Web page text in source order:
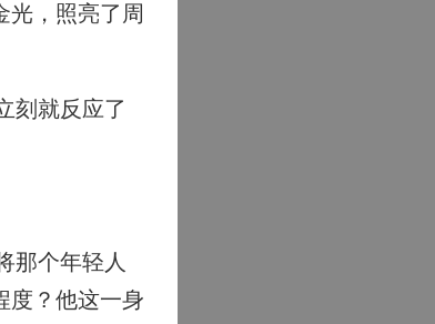
光，照亮了周
刻就反应了
那个年轻人
度？他这一身